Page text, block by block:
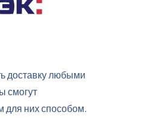
доставку любыми
смогут
для них способом.